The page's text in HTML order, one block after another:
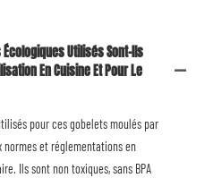
Utilisés Sont-Ils
En Cuisine Et Pour Le
pour ces gobelets moulés par
et réglementations en
Ils sont non toxiques, sans BPA